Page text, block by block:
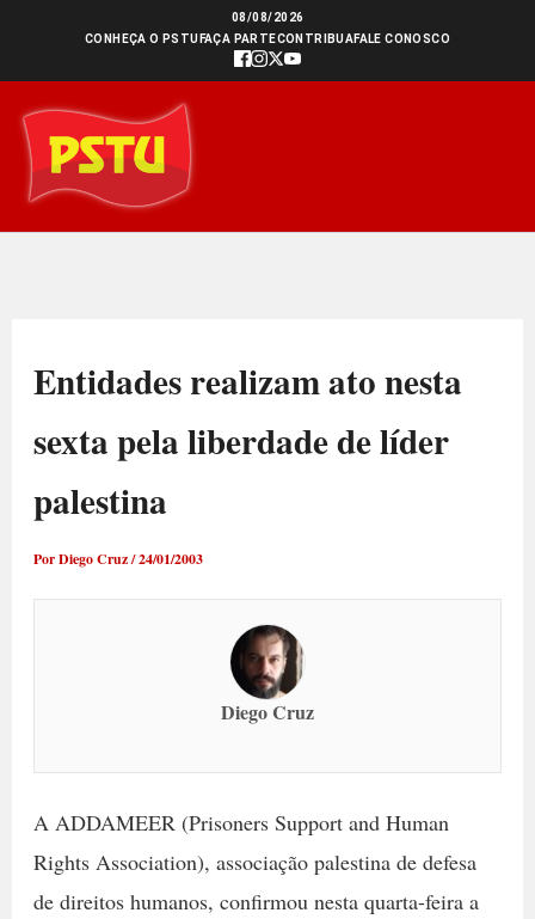
conteúdo
08/08/2026
CONHEÇA O PSTU FAÇA PARTECONTRIBUAFALE CONOSCO
Entidades realizam ato nesta
sexta pela liberdade de líder
palestina
PorDiego Cruz/24/01/2003
Diego Cruz
A ADDAMEER (Prisoners Support and Human
Rights Association), associação palestina de defesa
de direitos humanos, confirmou nesta quarta-feira a